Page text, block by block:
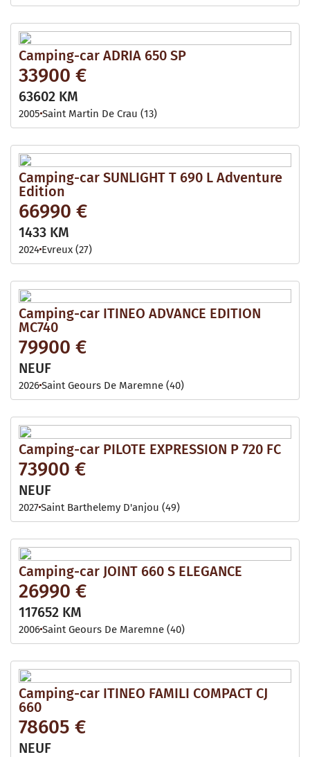
Camping-car ADRIA 650 SP
33900 €
63602 KM
2005 Saint Martin De Crau (13)
Camping-car SUNLIGHT T 690 L Adventure
Edition
66990 €
1433 KM
2024 Evreux (27)
Camping-car ITINEO ADVANCE EDITION
MC740
79900 €
NEUF
2026Saint Geours De Maremne (40)
Camping-car PILOTE EXPRESSION P 720 FC
73900 €
NEUF
2027Saint Barthelemy D'anjou (49)
Camping-car JOINT 660 S ELEGANCE
26990 €
117652 KM
2006Saint Geours De Maremne (40)
Camping-car ITINEO FAMILI COMPACT CJ
660
78605 €
NEUF